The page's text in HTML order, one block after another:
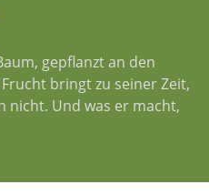
gepflanzt an den
bringt zu seiner Zeit,
nicht. Und was er macht,